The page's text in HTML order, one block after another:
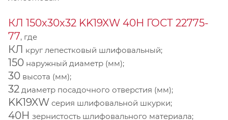
КЛ 150х30х32 KK19XW 40Н ГОСТ 22775-
77, где
КЛ круг лепестковый шлифовальный;
150 наружный диаметр (мм);
30 высота (мм);
32 диаметр посадочного отверстия (мм);
KK19XW серия шлифовальной шкурки;
40Н зернистость шлифовального материала;